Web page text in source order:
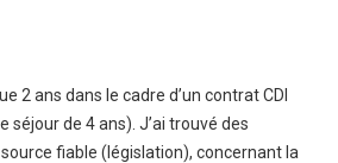
2 ans dans le cadre d’un contrat CDI
de 4 ans). J’ai trouvé des
fiable (législation), concernant la